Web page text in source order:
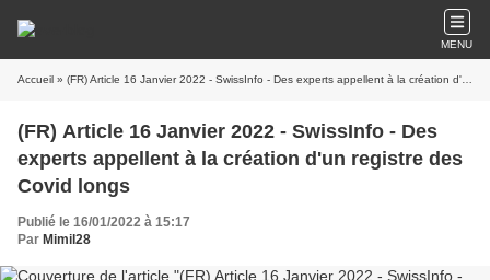
MENU
Accueil » (FR) Article 16 Janvier 2022 - SwissInfo - Des experts appellent à la création d'un registre des Covid longs
(FR) Article 16 Janvier 2022 - SwissInfo - Des
experts appellent à la création d'un registre des
Covid longs
Publié le 16/01/2022 à 15:17
Par Mimil28